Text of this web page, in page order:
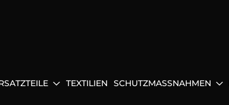
TEXTILIEN SCHUTZMASSNAHMEN